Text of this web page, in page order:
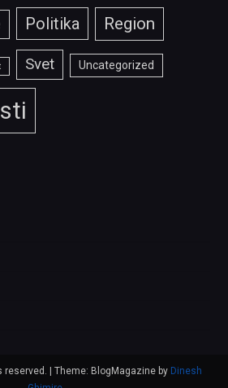
Politika Region
Svet Uncategorized
reserved. Theme: BlogMagazine by Dinesh